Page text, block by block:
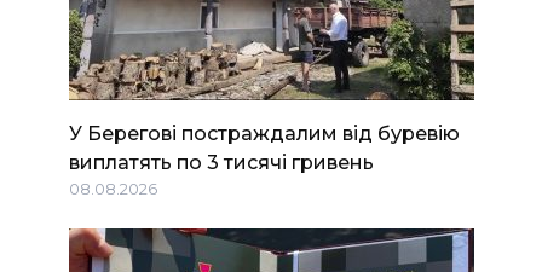
У Берегові постраждалим від буревію
виплатять по 3 тисячі гривень
08.08.2026